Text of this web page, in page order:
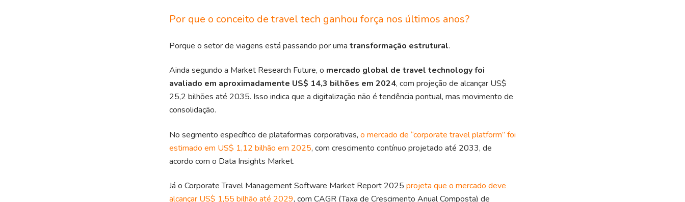
Por que o conceito de travel tech ganhou força nos últimos anos?
Porque o setor de viagens está passando por uma transformação estrutural.
Ainda segundo a Market Research Future, o mercado global de travel technology foi
avaliado em aproximadamente US$ 14,3 bilhões em 2024, com projeção de alcançar US$
25,2 bilhões até 2035. Isso indica que a digitalização não é tendência pontual, mas movimento de
consolidação.
No segmento específico de plataformas corporativas, o mercado de “corporate travel platform” foi
estimado em US$ 1,12 bilhão em 2025, com crescimento contínuo projetado até 2033, de
acordo com o Data Insights Market.
Já o Corporate Travel Management Software Market Report 2025 projeta que o mercado deve
alcançar US$ 1,55 bilhão até 2029, com CAGR (Taxa de Crescimento Anual Composta) de